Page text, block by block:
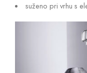
suženo pri vrhu s